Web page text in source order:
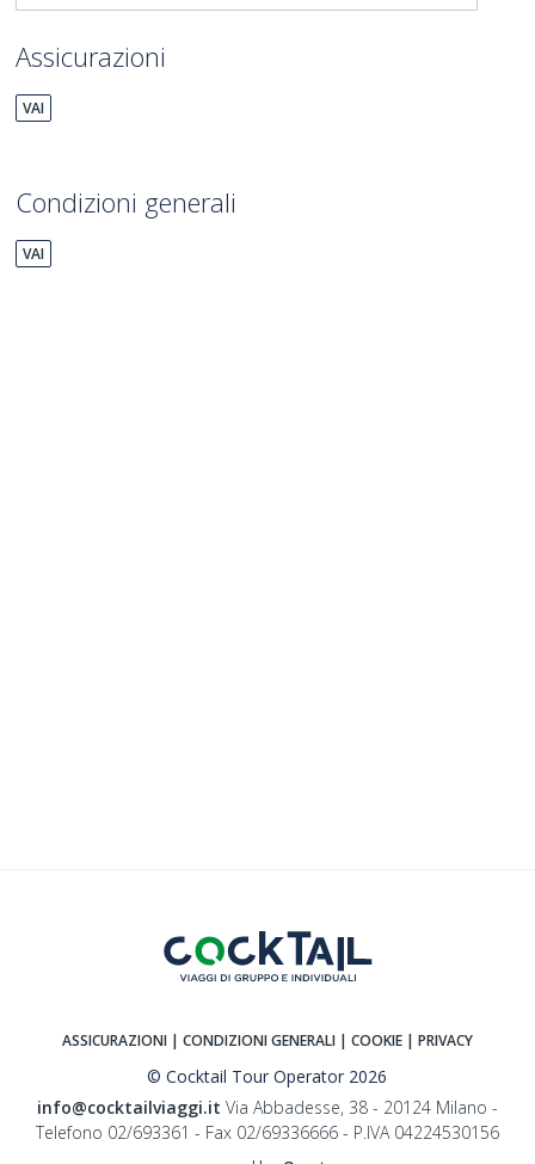
Assicurazioni
VAI
Condizioni generali
VAI
ASSICURAZIONI | CONDIZIONI GENERALI | COOKIE | PRIVACY
© Cocktail Tour Operator 2026
info@cocktailviaggi.it Via Abbadesse, 38 - 20124 Milano -
Telefono 02/693361 - Fax 02/69336666 - P.IVA 04224530156